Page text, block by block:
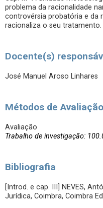
problema da racionalidade
controvérsia probatória e da
racionaliza o seu tratamento.
Docente(s)
José Manuel Aroso Linhares
Métodos de Avaliação
Avaliação
Trabalho de investigação:
Bibliografia
[Introd. e cap. III] NEVES,
Jurídica, Coimbra, Coimbra